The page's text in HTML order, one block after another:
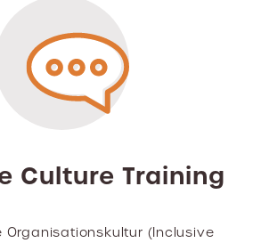
Culture Training
Organisationskultur (Inclusive